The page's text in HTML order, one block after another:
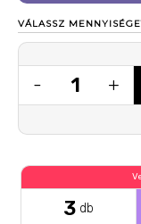
VÁLASSZ
- 1 +
3 db